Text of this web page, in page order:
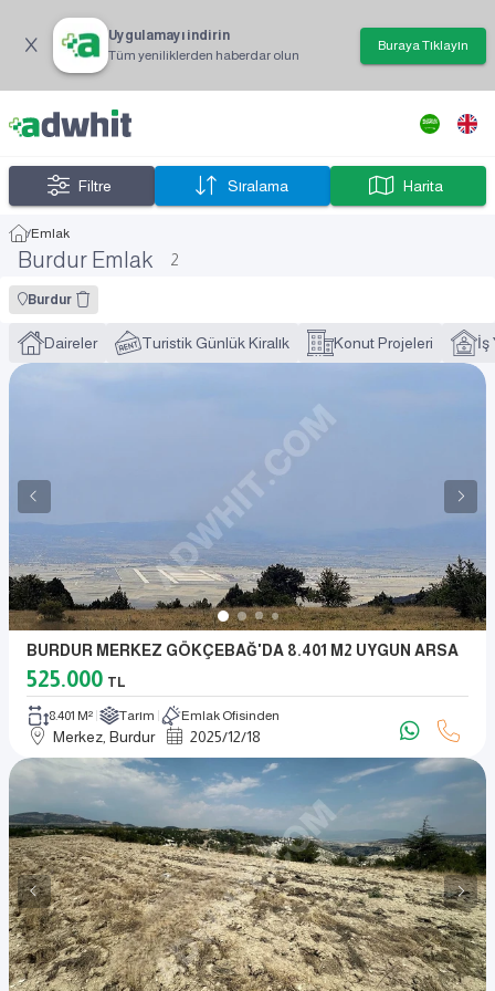
Uygulamayı indirin
Tüm yeniliklerden haberdar olun
Buraya Tıklayın
Filtre Sıralama Harita
/Emlak
Burdur Emlak 2
Burdur
Daireler Turistik Günlük Kiralık Konut Projeleri İş
BURDUR MERKEZ GÖKÇEBAĞ'DA 8.401 M2 UYGUN ARSA
525.000 TL
8.401 M² Tarım Emlak Ofisinden
Merkez, Burdur 2025/12/18